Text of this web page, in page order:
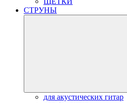
СТРУНЫ
для акустических гитар